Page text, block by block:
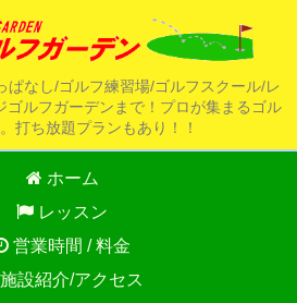
ぱなし/ゴルフ練習場/ゴルフスクール/レ
ゴルフガーデンまで！プロが集まるゴル
打ち放題プランもあり！！
ホーム
レッスン
営業時間 / 料金
設紹介/アクセス